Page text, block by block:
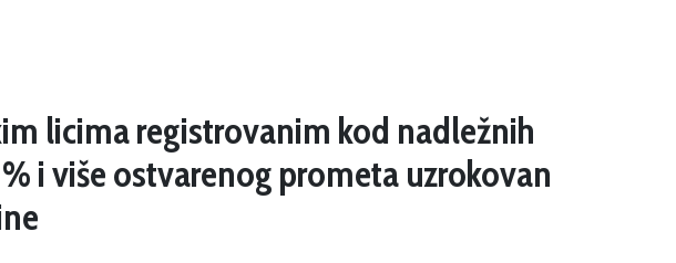
licima registrovanim kod nadležnih
i više ostvarenog prometa uzrokovan